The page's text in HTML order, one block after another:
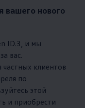
вашего нового
ID.3, и мы
вас.
клиентов
по
этой
и приобрести